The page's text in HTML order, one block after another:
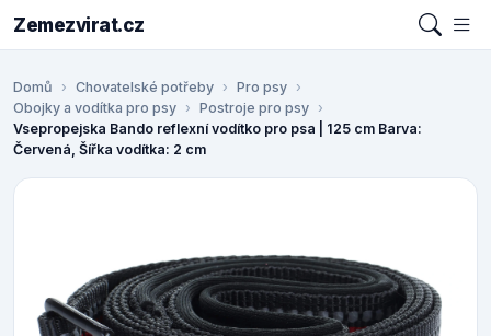
Zemezvirat.cz
Domů Chovatelské potřeby
Pro psy
Obojky a vodítka pro psy
Postroje pro psy
Vsepropejska Bando reflexní vodítko pro psa | 125 cm Barva:
Červená, Šířka vodítka: 2 cm